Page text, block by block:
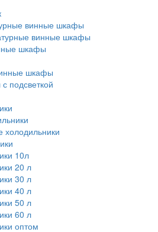
винные шкафы
винные шкафы
шкафы
шкафы
подсветкой
холодильники
10л
20 л
30 л
40 л
50 л
60 л
оптом